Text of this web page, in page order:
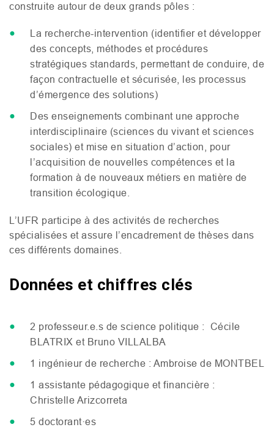
construite autour de deux grands pôles :
La recherche-intervention (identifier et développer
des concepts, méthodes et procédures
stratégiques standards, permettant de conduire, de
façon contractuelle et sécurisée, les processus
d’émergence des solutions)
Des enseignements combinant une approche
interdisciplinaire (sciences du vivant et sciences
sociales) et mise en situation d’action, pour
l’acquisition de nouvelles compétences et la
formation à de nouveaux métiers en matière de
transition écologique.
L’UFR participe à des activités de recherches
spécialisées et assure l’encadrement de thèses dans
ces différents domaines.
Données et chiffres clés
2 professeur.e.s de science politique : Cécile
BLATRIX et Bruno VILLALBA
1 ingénieur de recherche : Ambroise de MONTBEL
1 assistante pédagogique et financière :
Christelle Arizcorreta
5 doctorant·es